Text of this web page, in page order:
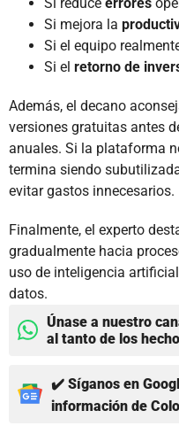
Si mejora la
Si el equipo
Si el retorno de
Además, el decano
versiones gratuitas antes
anuales. Si la plataforma
termina siendo
evitar gastos innecesarios.
Finalmente, el experto
gradualmente hacia
uso de inteligencia
datos.
Únase a nuestro
al tanto de los
✔️ Síganos en
información de